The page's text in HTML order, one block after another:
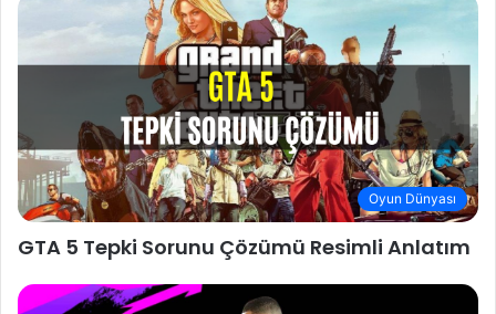
Oyun Dünyası
GTA 5 Tepki Sorunu Çözümü Resimli Anlatım